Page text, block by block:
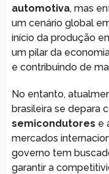
automotiva, mas
um cenário global
início da produção
um pilar da
e contribuindo de
No entanto,
brasileira se depara
semicondutores e
mercados
governo tem
garantir a